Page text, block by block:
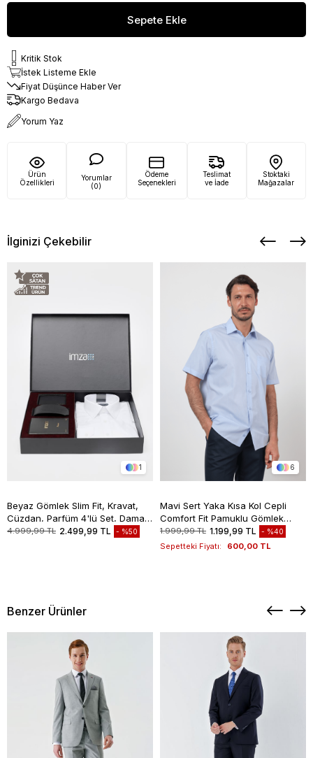
Kritik Stok
İstek Listeme Ekle
Fiyat Düşünce Haber Ver
Kargo Bedava
Yorum Yaz
Ürün
Özellikleri
Yorumlar
(0)
Ödeme
Seçenekleri
Teslimat
ve İade
Stoktaki
Mağazalar
İlginizi Çekebilir
1
Beyaz Gömlek Slim Fit, Kravat,
Cüzdan, Parfüm 4'lü Set, Damat
Bohçası, Hediye Seti, Düğün Set
4.999,99 TL 2.499,99 TL %50
6
Mavi Sert Yaka Kısa Kol Cepli
Comfort Fit Pamuklu Gömlek
1004260258
1.999,99 TL 1.199,99 TL %40
Sepetteki Fiyatı: 600,00 TL
Benzer Ürünler